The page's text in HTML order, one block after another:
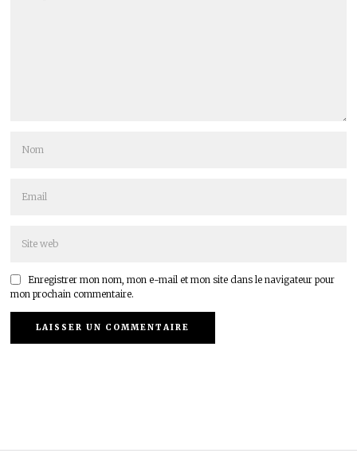
Enregistrer mon nom, mon e-mail et mon site dans le navigateur pour
mon prochain commentaire.